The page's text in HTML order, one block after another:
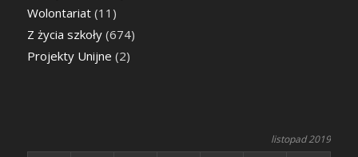
Wolontariat(11)
Z życia szkoły(674)
Projekty Unijne (2)
listopad 2019